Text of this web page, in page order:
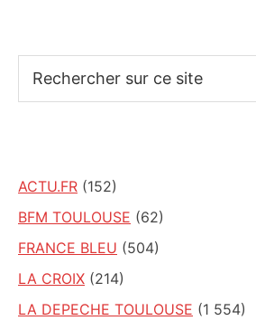
sur
ACTU.FR (152)
BFM TOULOUSE (62)
FRANCE BLEU (504)
LA CROIX (214)
LA DEPECHE TOULOUSE (1 554)